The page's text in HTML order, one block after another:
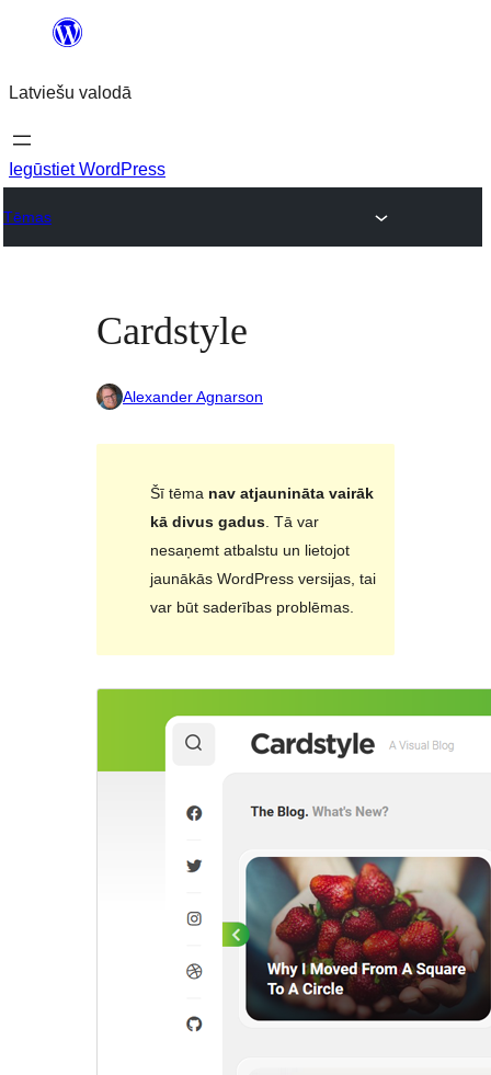
Pāriet
saturu
Latviešu valodā
Iegūstiet WordPress
Tēmas
Cardstyle
Alexander Agnarson
Šī tēma nav atjaunināta vairāk
kā divus gadus. Tā var
nesaņemt atbalstu un lietojot
jaunākās WordPress versijas, tai
var būt saderības problēmas.